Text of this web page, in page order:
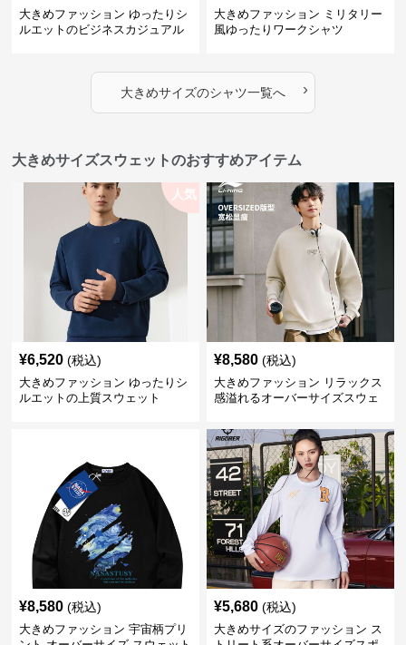
大きめファッション ゆったりシ
ルエットのビジネスカジュアル
大きめファッション ミリタリー
風ゆったりワークシャツ
大きめサイズのシャツ一覧へ ›
大きめサイズスウェットのおすすめアイテム
人気
¥6,520 (税込)
大きめファッション ゆったりシ
ルエットの上質スウェット
¥8,580 (税込)
大きめファッション リラックス
感溢れるオーバーサイズスウェ
¥8,580 (税込)
大きめファッション 宇宙柄プリ
¥5,680 (税込)
大きめサイズのファッション ス